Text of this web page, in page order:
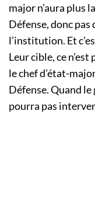
major n’aura plus
Défense, donc pas
l’institution. Et
Leur cible, ce
le chef d’état-
Défense. Quand
pourra pas